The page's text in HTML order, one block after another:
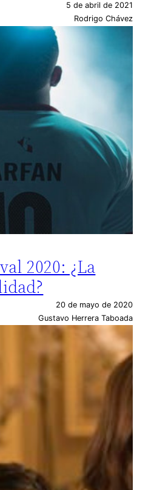
5 de abril de 2021
Rodrigo Chávez
2020: ¿La
20 de mayo de 2020
Gustavo Herrera Taboada